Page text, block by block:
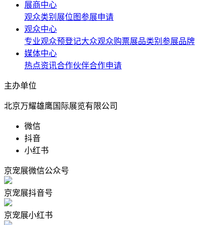
展商中心
观众类别 展位图参展申请
观众中心
专业观众预登记大众观众购票展品类别 参展品牌
媒体中心
热点资讯合作伙伴合作申请
主办单位
北京万耀雄鹰国际展览有限公司
微信
抖音
小红书
京宠展微信公众号
京宠展抖音号
京宠展小红书